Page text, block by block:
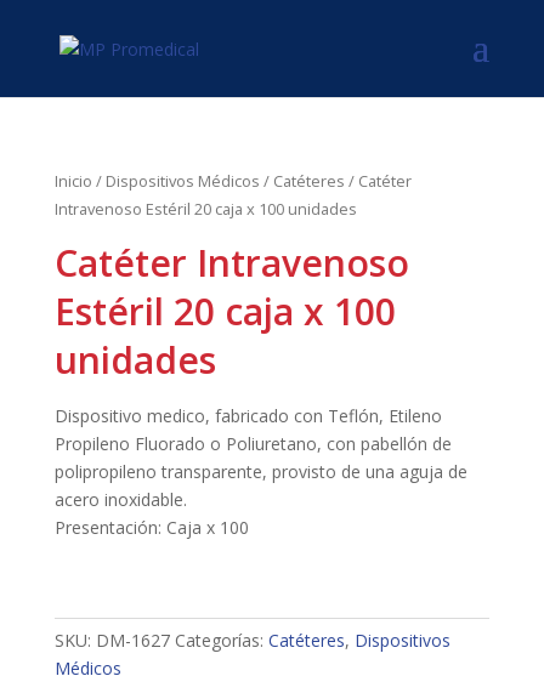
Inicio / Dispositivos Médicos / Catéteres / Catéter
Intravenoso Estéril 20 caja x 100 unidades
Catéter Intravenoso
Estéril 20 caja x 100
unidades
Dispositivo medico, fabricado con Teflón, Etileno
Propileno Fluorado o Poliuretano, con pabellón de
polipropileno transparente, provisto de una aguja de
acero inoxidable.
Presentación: Caja x 100
SKU: DM-1627 Categorías: Catéteres, Dispositivos
Médicos